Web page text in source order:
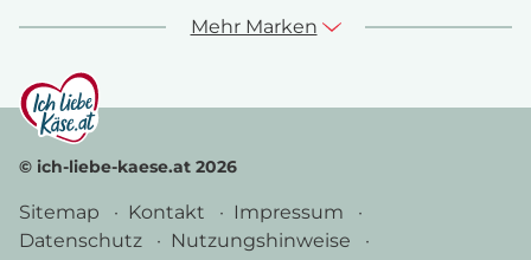
Mehr Marken
© ich-liebe-kaese.at 2026
Sitemap Kontakt
Impressum
Datenschutz
Nutzungshinweise